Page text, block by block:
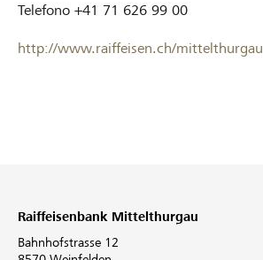
Telefono +41 71 626 99 00
http://www.raiffeisen.ch/mittelthurgau
Raiffeisenbank Mittelthurgau
Bahnhofstrasse 12